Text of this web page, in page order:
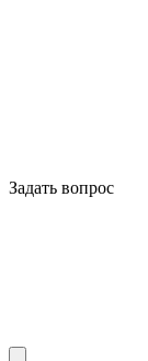
Задать вопрос